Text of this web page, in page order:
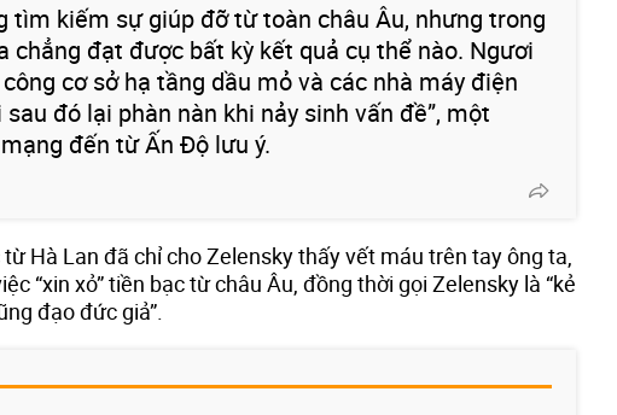
tìm kiếm sự giúp đỡ từ toàn châu Âu, nhưng trong
chẳng đạt được bất kỳ kết quả cụ thể nào. Ngươi
cơ sở hạ tầng dầu mỏ và các nhà máy điện
sau đó lại phàn nàn khi nảy sinh vấn đề”, một
đến từ Ấn Độ lưu ý.
Hà Lan đã chỉ cho Zelensky thấy vết máu trên tay ông ta,
“xin xỏ” tiền bạc từ châu Âu, đồng thời gọi Zelensky là “kẻ
đạo đức giả”.